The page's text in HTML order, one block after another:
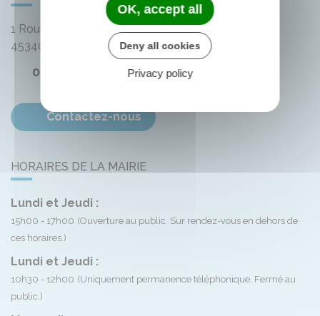
1 Route de Bellegarde
45340
02 38 33 72 59
Contactez-nous
HORAIRES DE LA MAIRIE
Lundi et Jeudi :
15h00 - 17h00 (Ouverture au public. Sur rendez-vous en dehors de
ces horaires.)
Lundi et Jeudi :
10h30 - 12h00 (Uniquement permanence téléphonique. Fermé au
public.)
OK, accept all
Deny all cookies
Privacy policy